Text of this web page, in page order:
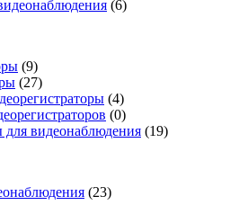
(6)
(9)
(27)
(4)
(0)
для видеонаблюдения (19)
(23)